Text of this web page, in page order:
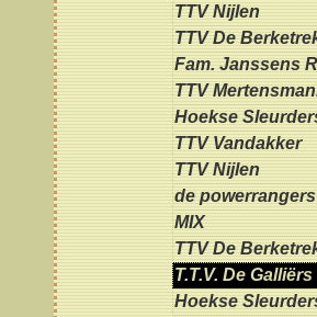
TTV Nijlen
TTV De
Fam. Janssens
TTV
Hoekse
TTV Vandakker
TTV Nijlen
de powerrangers
MIX
TTV De
T.T.V. De Galliërs
Hoekse